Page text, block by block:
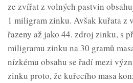
ze zvířat z volných pastvin
1 miligram zinku. Avšak kuřata z
řazeny až jako 44. zdroj zinku, s
miligramu zinku na 30 gramů
nízkému obsahu se řadí mezi
zinku proto, že kuřecího masa